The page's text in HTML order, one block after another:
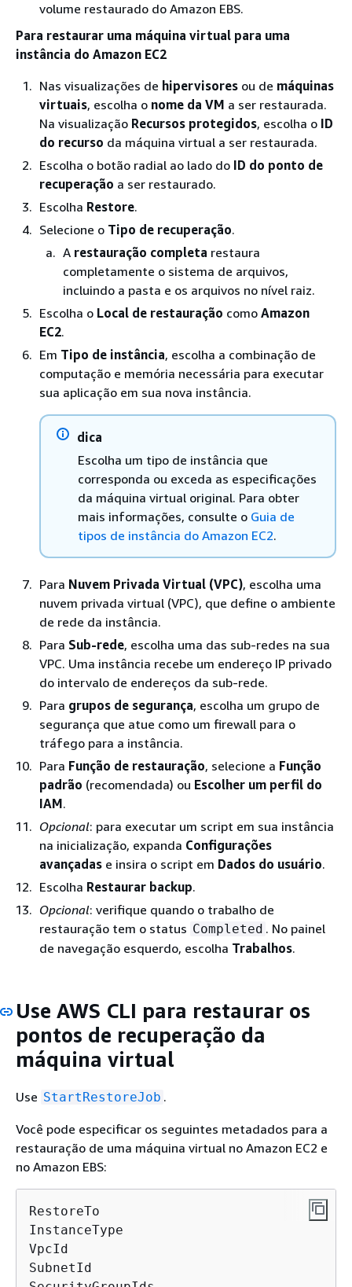
volume restaurado do Amazon EBS.
Para restaurar uma máquina virtual para uma
instância do Amazon EC2
Nas visualizações de hipervisores ou de máquinas
virtuais, escolha o nome da VM a ser restaurada.
Na visualização Recursos protegidos, escolha o ID
do recurso da máquina virtual a ser restaurada.
Escolha o botão radial ao lado do ID do ponto de
recuperação a ser restaurado.
Escolha Restore.
Selecione o Tipo de recuperação.
A restauração completa restaura
completamente o sistema de arquivos,
incluindo a pasta e os arquivos no nível raiz.
Escolha o Local de restauração como Amazon
EC2.
Em Tipo de instância, escolha a combinação de
computação e memória necessária para executar
sua aplicação em sua nova instância.
dica
Escolha um tipo de instância que
corresponda ou exceda as especificações
da máquina virtual original. Para obter
mais informações, consulte o Guia de
tipos de instância do Amazon EC2.
Para Nuvem Privada Virtual (VPC), escolha uma
nuvem privada virtual (VPC), que define o ambiente
de rede da instância.
Para Sub-rede, escolha uma das sub-redes na sua
VPC. Uma instância recebe um endereço IP privado
do intervalo de endereços da sub-rede.
Para grupos de segurança, escolha um grupo de
segurança que atue como um firewall para o
tráfego para a instância.
Para Função de restauração, selecione a Função
padrão (recomendada) ou Escolher um perfil do
IAM.
Opcional: para executar um script em sua instância
na inicialização, expanda Configurações
avançadas e insira o script em Dados do usuário.
Escolha Restaurar backup.
Opcional: verifique quando o trabalho de
restauração tem o status Completed . No painel
de navegação esquerdo, escolha Trabalhos.
Use AWS CLI para restaurar os
pontos de recuperação da
máquina virtual
Use StartRestoreJob .
Você pode especificar os seguintes metadados para a
restauração de uma máquina virtual no Amazon EC2 e
no Amazon EBS:
RestoreTo
InstanceType
VpcId
SubnetId